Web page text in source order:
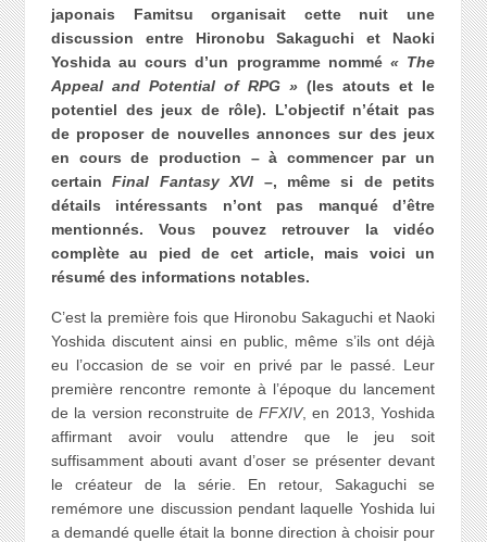
japonais Famitsu organisait cette nuit une
discussion entre Hironobu Sakaguchi et Naoki
Yoshida au cours d’un programme nommé « The
Appeal and Potential of RPG » (les atouts et le
potentiel des jeux de rôle). L’objectif n’était pas
de proposer de nouvelles annonces sur des jeux
en cours de production – à commencer par un
certainFinal Fantasy XVI –, même si de petits
détails intéressants n’ont pas manqué d’être
mentionnés. Vous pouvez retrouver la vidéo
complète au pied de cet article, mais voici un
résumé des informations notables.
C’est la première fois que Hironobu Sakaguchi et Naoki
Yoshida discutent ainsi en public, même s’ils ont déjà
eu l’occasion de se voir en privé par le passé. Leur
première rencontre remonte à l’époque du lancement
de la version reconstruite de FFXIV, en 2013, Yoshida
affirmant avoir voulu attendre que le jeu soit
suffisamment abouti avant d’oser se présenter devant
le créateur de la série. En retour, Sakaguchi se
remémore une discussion pendant laquelle Yoshida lui
a demandé quelle était la bonne direction à choisir pour